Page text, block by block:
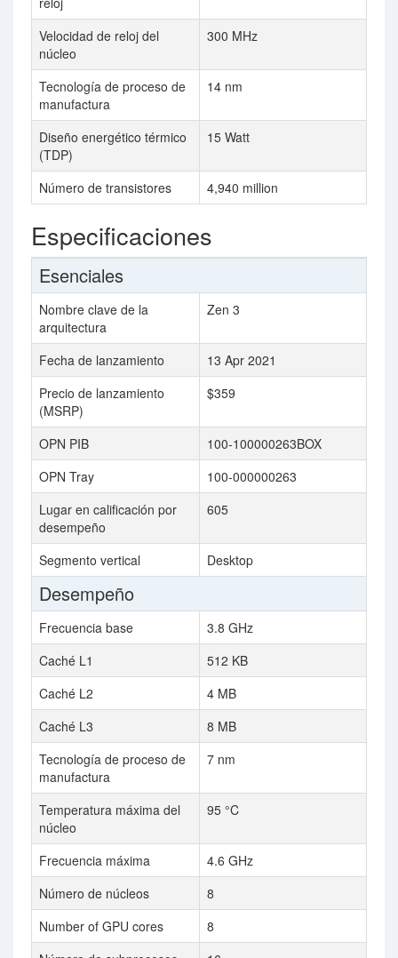
Velocidad de reloj del
núcleo
300 MHz
Tecnología de proceso de
manufactura
14 nm
Diseño energético térmico
(TDP)
15 Watt
Número de transistores 4,940 million
Especificaciones
Esenciales
Nombre clave de la
arquitectura
Zen 3
Fecha de lanzamiento
13 Apr 2021
Precio de lanzamiento
(MSRP)
$359
OPN PIB
100-100000263BOX
OPN Tray
100-000000263
Lugar en calificación por
desempeño
605
Segmento vertical Desktop
Desempeño
Frecuencia base
3.8 GHz
Caché L1
512 KB
Caché L2
4 MB
Caché L3
8 MB
Tecnología de proceso de
manufactura
7 nm
Temperatura máxima del
núcleo
95 °C
Frecuencia máxima
4.6 GHz
Número de núcleos
8
Number of GPU cores
8